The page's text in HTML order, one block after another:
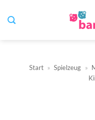
Inhalt
Start » Spielzeug »